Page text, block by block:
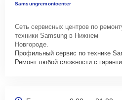
Samsungremontcenter
Сеть сервисных центров по
техники Samsung в Нижнем
Новгороде.
Профильный сервис по технике
Ремонт любой сложности с